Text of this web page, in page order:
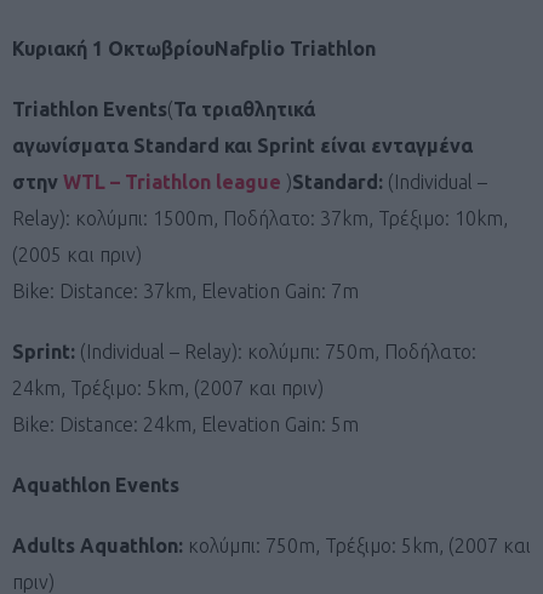
Κυριακή 1 ΟκτωβρίουNafplio Triathlon
Triathlon Events(Τα τριαθλητικά
αγωνίσματα Standard και Sprint είναι ενταγμένα
στην WTL – Triathlon league )Standard: (Individual –
Relay): κολύμπι: 1500m, Ποδήλατο: 37km, Τρέξιμο: 10km,
(2005 και πριν)
Bike: Distance: 37km, Elevation Gain: 7m
Sprint: (Individual – Relay): κολύμπι: 750m, Ποδήλατο:
24km, Τρέξιμο: 5km, (2007 και πριν)
Bike: Distance: 24km, Elevation Gain: 5m
Aquathlon Events
Adults Aquathlon: κολύμπι: 750m, Τρέξιμο: 5km, (2007 και
πριν)